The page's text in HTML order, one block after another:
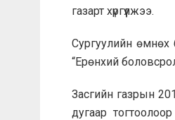
газарт хүргүүлжээ.
Сургуулийн өмнөх
“Ерөнхий
Засгийн газрын
дугаар